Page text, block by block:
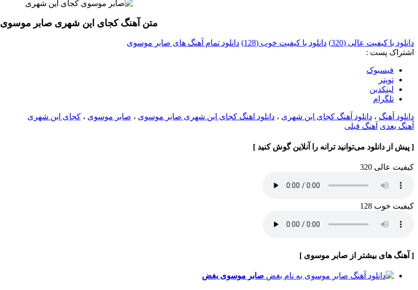
متن آهنگ کجای این شهری صابر موسوی
دانلود با کیفیت عالی (320) دانلود با کیفیت خوب (128)
دانلود تمام آهنگ های صابر موسوی
اشتراک پست :
فيسبوک
تويتر
لینکدین
تلگرام
دانلود آهنگ ، دانلود آهنگ کجای این شهری ، دانلود اهنگ کجای این شهری صابر موسوی ، صابر موسوی ، کجای این شهری
آهنگ بعدی آهنگ قبلی
[ پیش از دانلود می‌توانید ترانه را آنلاین گوش کنید ]
کیفیت عالی 320
کیفیت خوب 128
[ آهنگ های بیشتر از صابر موسوی ]
صابر موسوی بغض